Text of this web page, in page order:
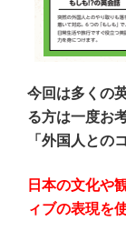
今回は多くの
る方は一度お
「外国人との
日本の文化や
ィブの表現を